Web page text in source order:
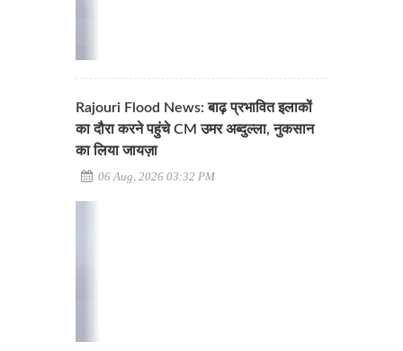
Rajouri Flood News: बाढ़ प्रभावित इलाकों
का दौरा करने पहुंचे CM उमर अब्दुल्ला, नुकसान
का लिया जायज़ा
06 Aug, 2026 03:32 PM